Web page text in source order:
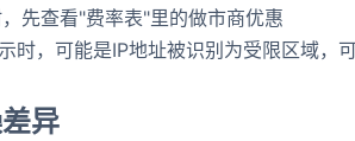
先查看"费率表"里的做市商优惠
时，可能是IP地址被识别为受限区域，
异